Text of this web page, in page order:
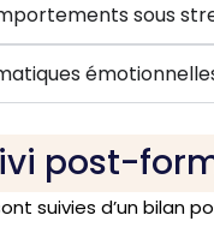
sous
post-
suivies d’un bilan